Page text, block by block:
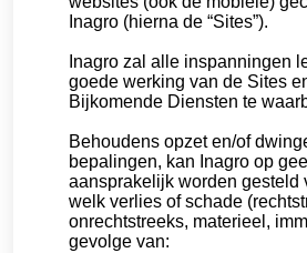
Inagro (hierna de “Sites”).
Inagro zal alle inspanningen
goede werking van de Sites
Bijkomende Diensten te
Behoudens opzet en/of
bepalingen, kan Inagro op
aansprakelijk worden gesteld
welk verlies of schade
onrechtstreeks, materieel,
gevolge van: